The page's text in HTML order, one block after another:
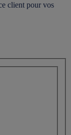
client pour vos